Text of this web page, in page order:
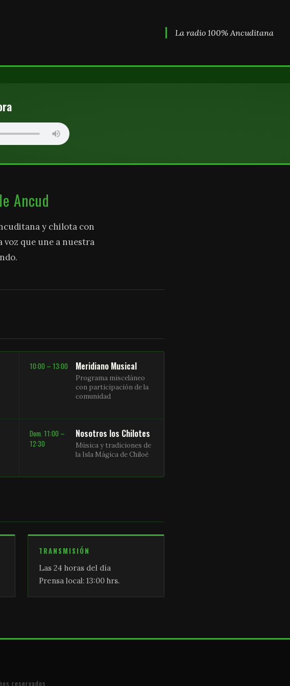
La radio 100% Ancuditana
Ancud
y chilota con
voz que une a nuestra
10:00 – 13:00 Meridiano Musical
Programa misceláneo
con participación de la
comunidad
Dom. 11:00 –
12:30
Nosotros los Chilotes
Música y tradiciones de
la Isla Mágica de Chiloé
TRANSMISIÓN
Las 24 horas del día
Prensa local: 13:00 hrs.
reservados